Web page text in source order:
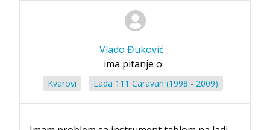
Vlado Đuković
ima pitanje o
Kvarovi Lada 111 Caravan (1998 - 2009)